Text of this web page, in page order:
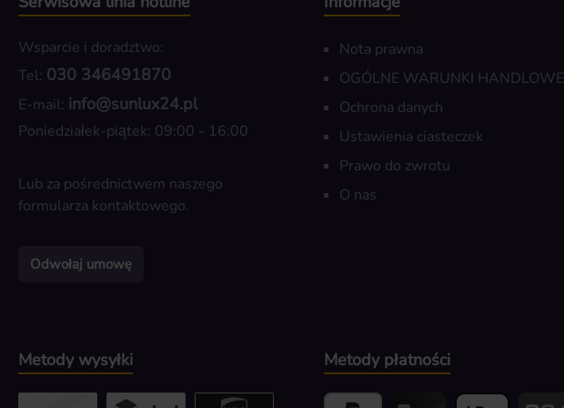
Wsparcie i doradztwo:
Tel: 030 346491870
E-mail: info@sunlux24.pl
Poniedziałek-piątek: 09:00 - 16:00
Lub za pośrednictwem naszego
formularza kontaktowego.
Odwołaj umowę
Nota prawna
OGÓLNE WARUNKI HANDLOWE
Ochrona danych
Ustawienia ciasteczek
Prawo do zwrotu
O nas
Metody płatności
Metody wysyłki